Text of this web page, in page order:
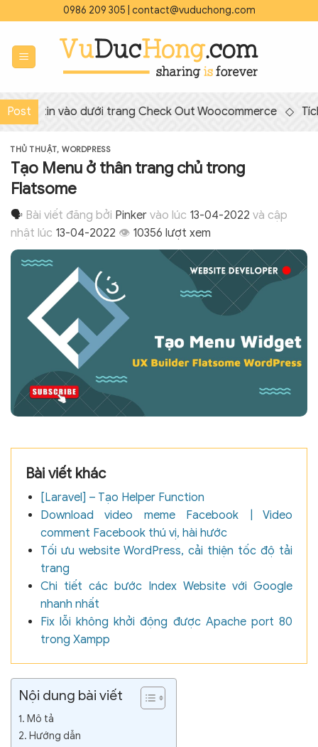
qua
nội
dung
0986 209 305 contact@vuduchong.com
Post
tin vào dưới trang Check Out Woocommerce◇Tích hợp
THỦ THUẬT,WORDPRESS
Tạo Menu ở thân trang chủ trong
Flatsome
🗣 Bài viết đăng bởi Pinker vào lúc 13-04-2022 và cập
nhật lúc 13-04-2022 👁 10356 lượt xem
Bài viết khác
[Laravel] – Tạo Helper Function
Download video meme Facebook | Video
comment Facebook thú vị, hài hước
Tối ưu website WordPress, cải thiện tốc độ tải
trang
Chi tiết các bước Index Website với Google
nhanh nhất
Fix lỗi không khởi động được Apache port 80
trong Xampp
Nội dung bài viết
Mô tả
Hướng dẫn